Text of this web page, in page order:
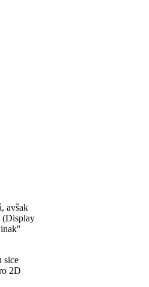
avšak
(Display
sice
2D